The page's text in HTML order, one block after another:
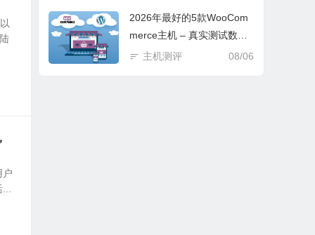
户
2026年最好的5款WooCom
merce主机 – 真实测试数据
比较 VPS 测评
08/06
主机测评